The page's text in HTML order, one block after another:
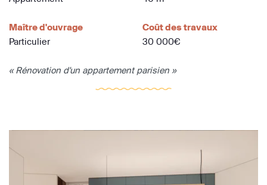
Maître d'ouvrage
Particulier
Coût des travaux
30 000€
« Rénovation d'un appartement parisien »